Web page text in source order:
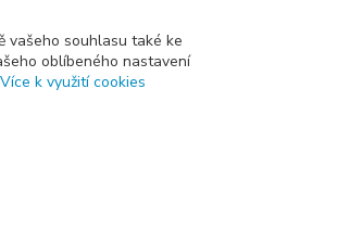
info@elogos.cz
vašeho souhlasu také ke
oblíbeného nastavení
Více k využití cookies